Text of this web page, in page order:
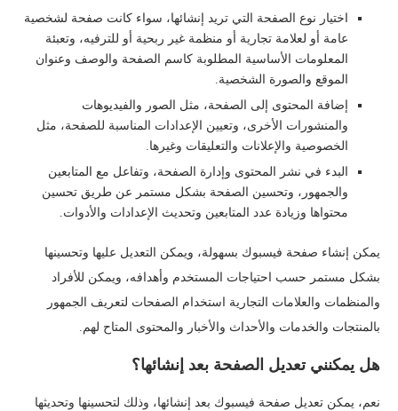
اختيار نوع الصفحة التي تريد إنشائها، سواء كانت صفحة لشخصية
عامة أو لعلامة تجارية أو منظمة غير ربحية أو للترفيه، وتعبئة
المعلومات الأساسية المطلوبة كاسم الصفحة والوصف وعنوان
الموقع والصورة الشخصية.
إضافة المحتوى إلى الصفحة، مثل الصور والفيديوهات
والمنشورات الأخرى، وتعيين الإعدادات المناسبة للصفحة، مثل
الخصوصية والإعلانات والتعليقات وغيرها.
البدء في نشر المحتوى وإدارة الصفحة، وتفاعل مع المتابعين
والجمهور، وتحسين الصفحة بشكل مستمر عن طريق تحسين
محتواها وزيادة عدد المتابعين وتحديث الإعدادات والأدوات.
يمكن إنشاء صفحة فيسبوك بسهولة، ويمكن التعديل عليها وتحسينها
بشكل مستمر حسب احتياجات المستخدم وأهدافه، ويمكن للأفراد
والمنظمات والعلامات التجارية استخدام الصفحات لتعريف الجمهور
بالمنتجات والخدمات والأحداث والأخبار والمحتوى المتاح لهم.
هل يمكنني تعديل الصفحة بعد إنشائها؟
نعم، يمكن تعديل صفحة فيسبوك بعد إنشائها، وذلك لتحسينها وتحديثها